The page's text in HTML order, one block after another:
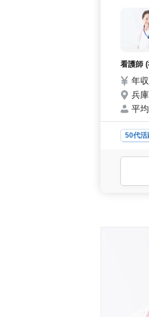
看護師
年
兵
平
50代活
お
＜ベ
護師
りが
はア
ていま